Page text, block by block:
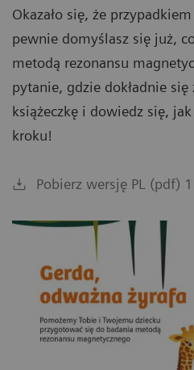
Okazało się, że
pewnie domyślasz się już,
metodą rezonansu
pytanie, gdzie dokładnie się
książeczkę i dowiedz się,
kroku!
Pobierz wersję PL (pdf)